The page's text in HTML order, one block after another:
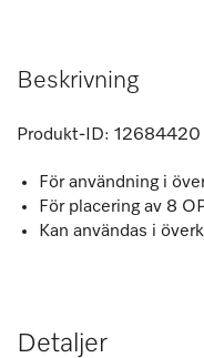
Beskrivning
Produkt-ID: 12684420
För användning i
För placering av 8
Kan användas i
Detaljer